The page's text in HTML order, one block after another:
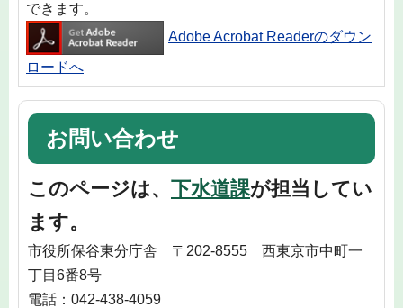
できます。
Adobe Acrobat Readerのダウン
ロードへ
お問い合わせ
このページは、 下水道課が担当してい
ます。
市役所保谷東分庁舎 〒202-8555 西東京市中町一
丁目6番8号
電話：042-438-4059